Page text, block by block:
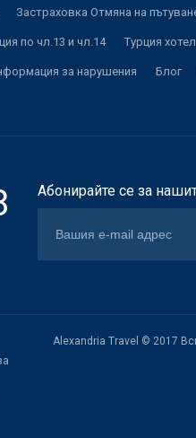
Застраховка Отмяна на
по чл.13 и чл.14 Турция
за нарушения Блог
Абонирайте се за
Alexandria Travel © 2017